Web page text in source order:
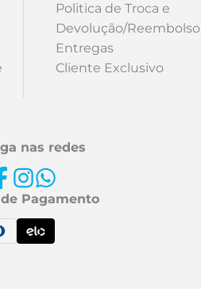
Politica de Troca e
Devolução/Reembolso
Entregas
Cliente Exclusivo
nas redes
Pagamento